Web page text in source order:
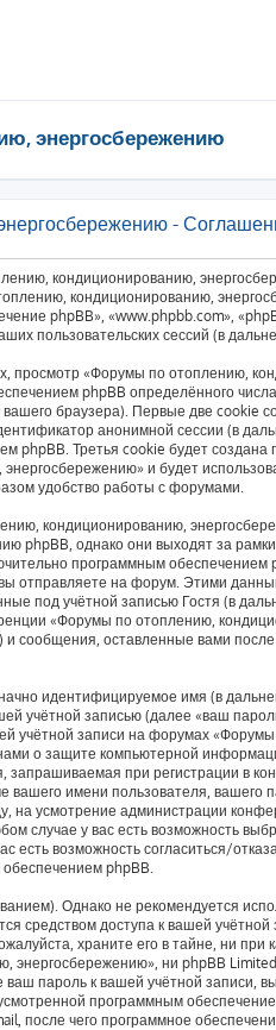
энергосбережению
-
кондиционированию,
кондиционированию,
phpBB», «www.phpbb.com»,
пользовательских сессий (в
просмотр «Форумы по отоплению,
phpBB определённого
браузера). Первые две cookie
анонимной сессии (в
phpBB. Третья cookie будет создана
и будет
удобство работы с форумами.
кондиционированию,
phpBB, однако они выходят за
программным
отправляете на форум. Этими
под учётной записью Гостя (в
«Форумы по отоплению,
сообщения, оставленные вами после
идентифицируемое имя (в
учётной записью (далее «ваш
учётной записи на форумах
о защите компьютерной
при регистрации в
имени пользователя, вашего
на усмотрение администрации
случае у вас есть возможность
есть возможность согласиться/
phpBB.
Однако не рекомендуется
средством доступа к вашей
храните его в тайне, ни при
ни phpBB
пароль к вашей учётной записи,
программным
после чего программное